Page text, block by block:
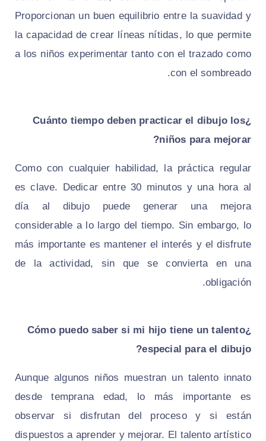
Proporcionan un buen equilibrio entre la suavidad y
la capacidad de crear líneas nítidas, lo que permite
a los niños experimentar tanto con el trazado como
con el sombreado.
¿Cuánto tiempo deben practicar el dibujo los
niños para mejorar?
Como con cualquier habilidad, la práctica regular
es clave. Dedicar entre 30 minutos y una hora al
día al dibujo puede generar una mejora
considerable a lo largo del tiempo. Sin embargo, lo
más importante es mantener el interés y el disfrute
de la actividad, sin que se convierta en una
obligación.
¿Cómo puedo saber si mi hijo tiene un talento
especial para el dibujo?
Aunque algunos niños muestran un talento innato
desde temprana edad, lo más importante es
observar si disfrutan del proceso y si están
dispuestos a aprender y mejorar. El talento artístico